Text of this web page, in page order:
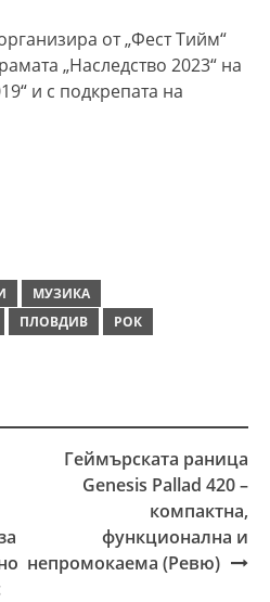
от „Фест Тийм“
„Наследство 2023“ на
и с подкрепата на
МУЗИКА
ПЛОВДИВ РОК
Геймърската раница
Genesis Pallad 420 –
компактна,
функционална и
непромокаема (Ревю)